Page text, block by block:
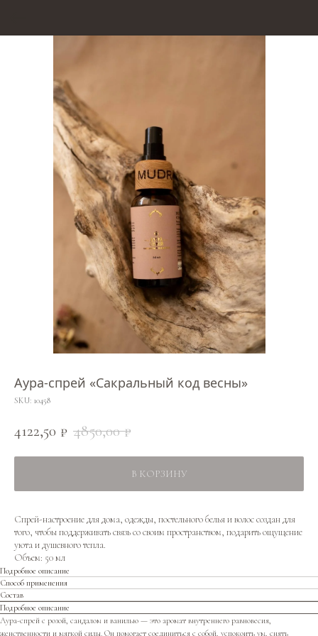
Аура-спрей «Сакральный код весны»
SKU: 10458
4122,50 ₽ 4850,00 ₽
В КОРЗИНУ
Спрей-настроение для дома, одежды, постельного белья и волос создан для
того, чтобы поддерживать связь со своим пространством, подарить ощущение
уюта и душевного тепла.
Объем: 50 мл
Подробное описание
Способ применения
Состав
Подробное описание
Аура-спрей с розой, сандалом и ванилью — это аромат внутреннего равновесия,
женственности и мягкой силы. Он помогает соединиться с собой, успокоить ум, снять